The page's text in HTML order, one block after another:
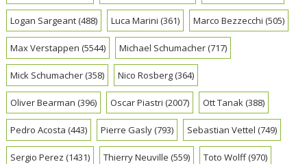
Logan Sargeant(488) Luca Marini (361) Marco Bezzecchi (505)
Max Verstappen (5544) Michael Schumacher(717)
Mick Schumacher(358) Nico Rosberg(364)
Oliver Bearman (396) Oscar Piastri (2007) Ott Tanak(388)
Pedro Acosta (443) Pierre Gasly(793) Sebastian Vettel (749)
Sergio Perez (1431) Thierry Neuville (559) Toto Wolff(970)